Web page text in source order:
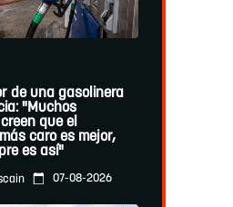
de una gasolinera
"Muchos
que el
caro es mejor,
es así"
07-08-2026